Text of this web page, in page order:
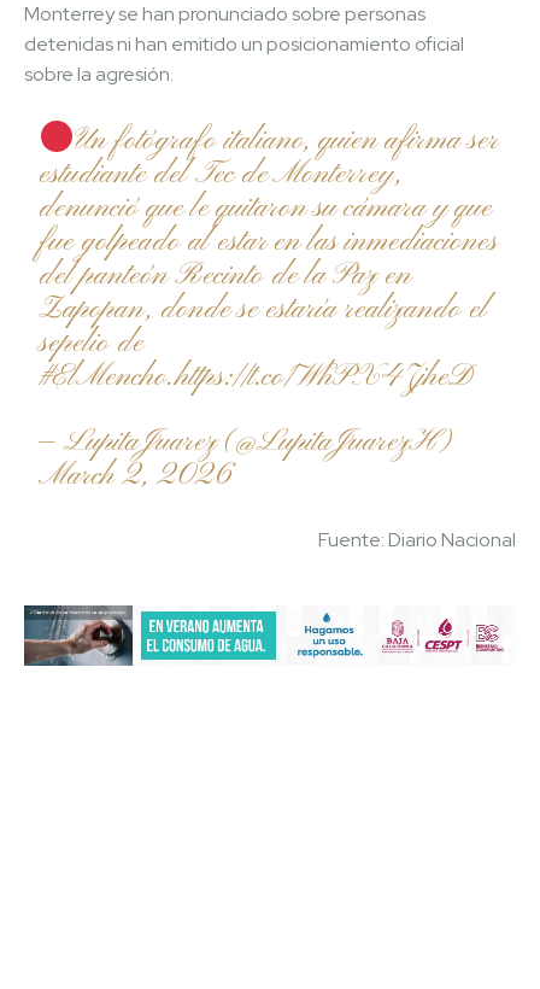
Monterrey se han pronunciado sobre personas
detenidas ni han emitido un posicionamiento oficial
sobre la agresión.
Un fotógrafo italiano, quien afirma ser
estudiante del Tec de Monterrey,
denunció que le quitaron su cámara y que
fue golpeado al estar en las inmediaciones
del panteón Recinto de la Paz en
Zapopan, donde se estaría realizando el
sepelio de
#ElMencho.https://t.co/WhPX47jheD
— LupitaJuarez (@LupitaJuarezH)
March 2, 2026
Fuente: Diario Nacional